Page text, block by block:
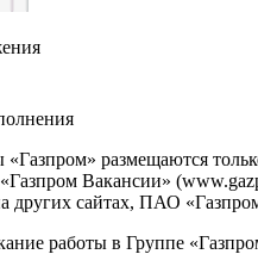
размещаются
Вакансии»
других сайтах, ПАО
работы в Группе